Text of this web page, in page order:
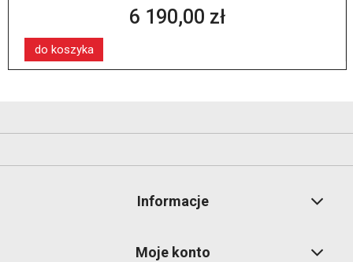
6 190,00 zł
do koszyka
Informacje
Moje konto